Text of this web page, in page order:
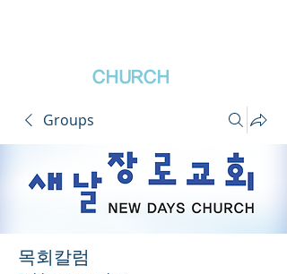
CHURCH
Groups
목회칼럼